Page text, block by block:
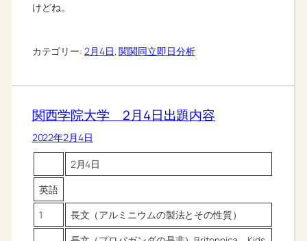
けどね。
カテゴリー: 2月4日, 関関同立即日分析
関西学院大学 2月4日出題内容
2022年2月4日
2月4日
英語
1
長文（アルミニウムの製法とその性質）